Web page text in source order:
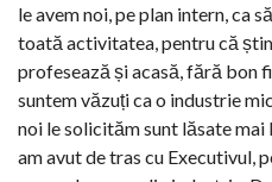
le avem noi, pe plan intern, ca
toată activitatea, pentru că
profesează și acasă, fără bon
suntem văzuți ca o industrie
noi le solicităm sunt lăsate mai
am avut de tras cu Executivul,